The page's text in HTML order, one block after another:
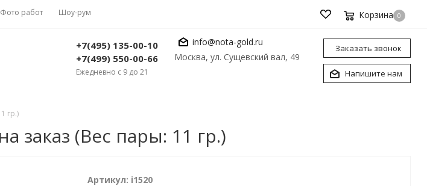
Фото работ Шоу-рум Корзина 0
+7(495) 135-00-10
+7(499) 550-00-66
Ежедневно с 9 до 21
info@nota-gold.ru
Москва, ул. Сущевский вал, 49
Заказать звонок
Напишите нам
гр.)
заказ (Вес пары: 11 гр.)
Артикул: i1520